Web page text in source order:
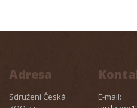
Adresa
Sdružení Česká
E-mail: